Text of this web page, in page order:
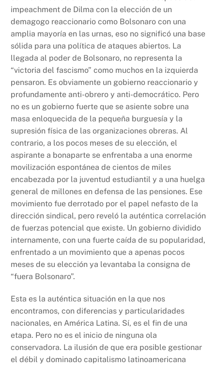
impeachment de Dilma con la elección de un
demagogo reaccionario como Bolsonaro con una
amplia mayoría en las urnas, eso no significó una base
sólida para una política de ataques abiertos. La
llegada al poder de Bolsonaro, no representa la
“victoria del fascismo” como muchos en la izquierda
pensaron. Es obviamente un gobierno reaccionario y
profundamente anti-obrero y anti-democrático. Pero
no es un gobierno fuerte que se asiente sobre una
masa enloquecida de la pequeña burguesía y la
supresión física de las organizaciones obreras. Al
contrario, a los pocos meses de su elección, el
aspirante a bonaparte se enfrentaba a una enorme
movilización espontánea de cientos de miles
encabezada por la juventud estudiantil y a una huelga
general de millones en defensa de las pensiones. Ese
movimiento fue derrotado por el papel nefasto de la
dirección sindical, pero reveló la auténtica correlación
de fuerzas potencial que existe. Un gobierno dividido
internamente, con una fuerte caída de su popularidad,
enfrentado a un movimiento que a apenas pocos
meses de su elección ya levantaba la consigna de
“fuera Bolsonaro”.
Esta es la auténtica situación en la que nos
encontramos, con diferencias y particularidades
nacionales, en América Latina. Sí, es el fin de una
etapa. Pero no es el inicio de ninguna ola
conservadora. La ilusión de que era posible gestionar
el débil y dominado capitalismo latinoamericana